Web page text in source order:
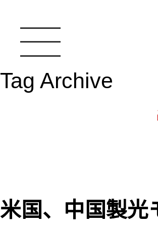
Tag Archive
米国、中国製光